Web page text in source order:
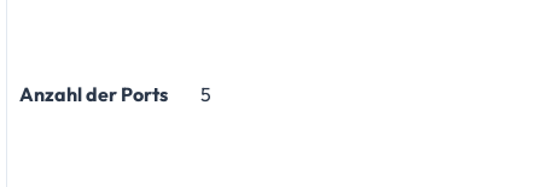
Anzahl der Ports 5